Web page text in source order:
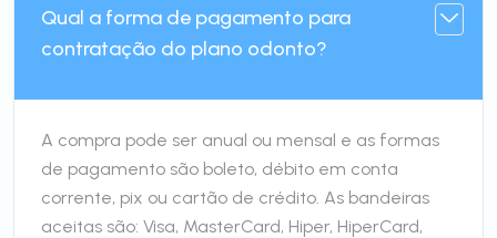
Qual a forma de pagamento para
contratação do plano odonto?
A compra pode ser anual ou mensal e as formas
de pagamento são boleto, débito em conta
corrente, pix ou cartão de crédito. As bandeiras
aceitas são: Visa, MasterCard, Hiper, HiperCard,